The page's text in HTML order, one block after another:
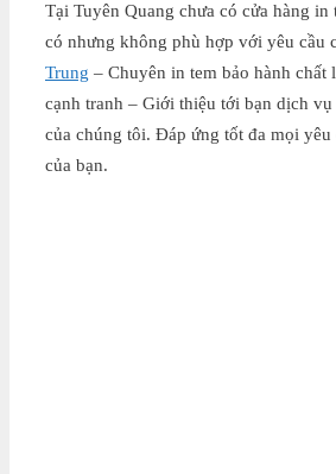
Tại Tuyên Quang chưa có cửa hàng in
có nhưng không phù hợp với yêu cầu
Trung – Chuyên in tem bảo hành chất
cạnh tranh – Giới thiệu tới bạn dịch vụ
của chúng tôi. Đáp ứng tốt đa mọi yêu
của bạn.